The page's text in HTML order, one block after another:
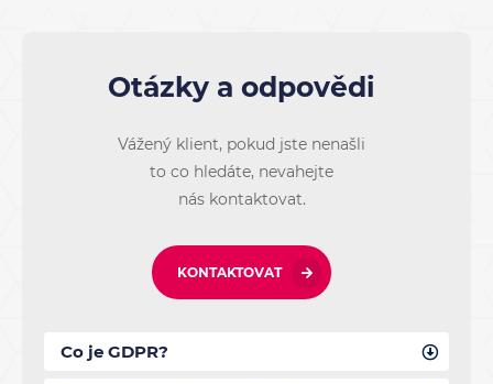
Otázky a odpovědi
Vážený klient, pokud jste nenašli
to co hledáte, nevahejte
nás kontaktovat.
KONTAKTOVAT
Co je GDPR?